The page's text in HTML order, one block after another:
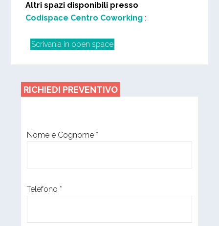
Altri spazi disponibili presso
Codispace Centro Coworking :
Scrivania in open space
RICHIEDI PREVENTIVO
Nome e Cognome *
Telefono *